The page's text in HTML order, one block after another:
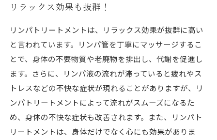
リラックス効果も抜群！
リンパトリートメントは、リラックス効果が抜群に高い
と言われています。リンパ管を丁寧にマッサージするこ
とで、身体の不要物質や老廃物を排出し、代謝を促進し
ます。さらに、リンパ液の流れが滞っていると疲れやス
トレスなどの不快な症状が現れることがありますが、リ
ンパトリートメントによって流れがスムーズになるた
め、身体の不快な症状も改善されます。また、リンパト
リートメントは、身体だけでなく心にも効果がありま